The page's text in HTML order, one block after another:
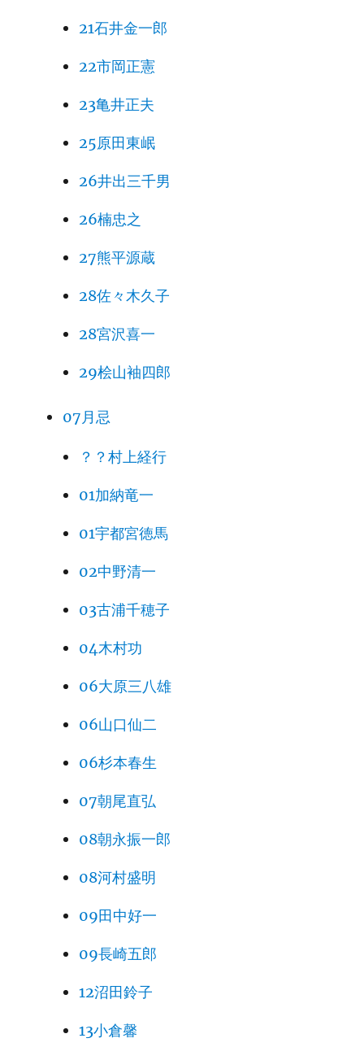
21石井金一郎
22市岡正憲
23亀井正夫
25原田東岷
26井出三千男
26楠忠之
27熊平源蔵
28佐々木久子
28宮沢喜一
29桧山袖四郎
07月忌
？？村上経行
01加納竜一
01宇都宮徳馬
02中野清一
03古浦千穂子
04木村功
06大原三八雄
06山口仙二
06杉本春生
07朝尾直弘
08朝永振一郎
08河村盛明
09田中好一
09長崎五郎
12沼田鈴子
13小倉馨